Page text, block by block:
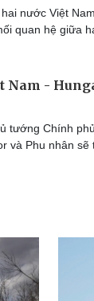
nước Việt
quan hệ giữa
Nam -
tướng Chính
và Phu nhân